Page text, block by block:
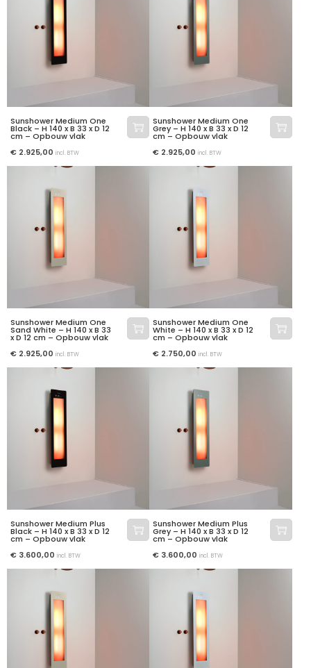
Sunshower Medium One
Black – H 140 x B 33 x D 12
cm – Opbouw vlak
€ 2.925,00 incl. BTW
Sunshower Medium One
Grey – H 140 x B 33 x D 12
cm – Opbouw vlak
€ 2.925,00 incl. BTW
Sunshower Medium One
Sand White – H 140 x B 33
x D 12 cm – Opbouw vlak
€ 2.925,00 incl. BTW
Sunshower Medium One
White – H 140 x B 33 x D 12
cm – Opbouw vlak
€ 2.750,00 incl. BTW
Sunshower Medium Plus
Black – H 140 x B 33 x D 12
cm – Opbouw vlak
€ 3.600,00 incl. BTW
Sunshower Medium Plus
Grey – H 140 x B 33 x D 12
cm – Opbouw vlak
€ 3.600,00 incl. BTW